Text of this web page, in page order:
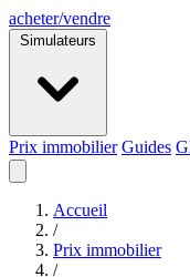
acheter/vendre
Simulateurs
Prix immobilier Guides
Accueil
/
Prix immobilier
/